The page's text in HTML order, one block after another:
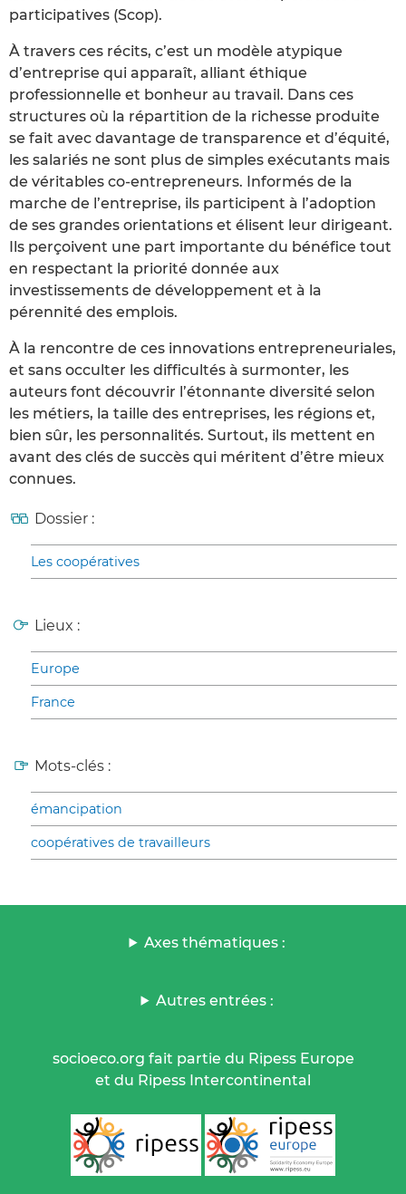
participatives (Scop).
À travers ces récits, c’est un modèle atypique
d’entreprise qui apparaît, alliant éthique
professionnelle et bonheur au travail. Dans ces
structures où la répartition de la richesse produite
se fait avec davantage de transparence et d’équité,
les salariés ne sont plus de simples exécutants mais
de véritables co-entrepreneurs. Informés de la
marche de l’entreprise, ils participent à l’adoption
de ses grandes orientations et élisent leur dirigeant.
Ils perçoivent une part importante du bénéfice tout
en respectant la priorité donnée aux
investissements de développement et à la
pérennité des emplois.
À la rencontre de ces innovations entrepreneuriales,
et sans occulter les difficultés à surmonter, les
auteurs font découvrir l’étonnante diversité selon
les métiers, la taille des entreprises, les régions et,
bien sûr, les personnalités. Surtout, ils mettent en
avant des clés de succès qui méritent d’être mieux
connues.
Dossier :
Les coopératives
Lieux :
Europe
France
Mots-clés :
émancipation
coopératives de travailleurs
Axes thématiques :
Autres entrées :
socioeco.org fait partie du Ripess Europe
et du Ripess Intercontinental